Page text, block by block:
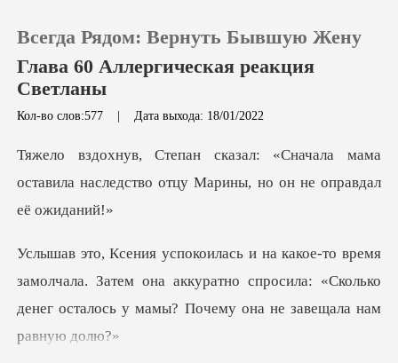
Пополнить
Выйти
Скачать приложение
Всегда Рядом: Вернуть Бывшую Жену
Глава 60 Аллергическая реакция
Светланы
Кол-во слов:577 | Дата выхода: 18/01/2022
чала мама
оставила наследство отцу М
олчала. Затем она аккуратно спросила: «Сколько
денег ос